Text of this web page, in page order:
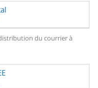
du courrier à